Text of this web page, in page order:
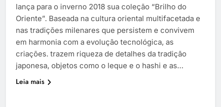
lança para o inverno 2018 sua coleção “Brilho do
Oriente”. Baseada na cultura oriental multifacetada e
nas tradições milenares que persistem e convivem
em harmonia com a evolução tecnológica, as
criações. trazem riqueza de detalhes da tradição
japonesa, objetos como o leque e o hashi e as…
Leia mais